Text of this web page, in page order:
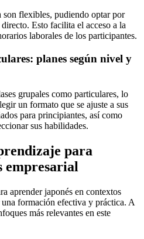
son flexibles, pudiendo optar por
Esto facilita el acceso a la
laborales de los participantes.
planes según nivel y
grupales como particulares, lo
un formato que se ajuste a sus
para principiantes, así como
sus habilidades.
para
empresarial
aprender japonés en contextos
formación efectiva y práctica. A
más relevantes en este